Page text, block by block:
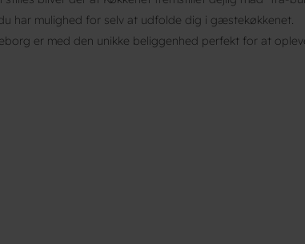
har mulighed for selv at udfolde dig i gæstekøkkenet.
er med den unikke beliggenhed perfekt for at